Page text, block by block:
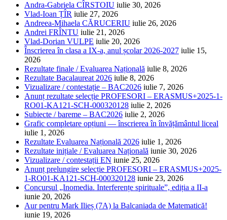
Andra-Gabriela CÎRSTOIU iulie 30, 2026
Vlad-Ioan ȚÎR iulie 27, 2026
Andreea-Mihaela CĂRUCERIU iulie 26, 2026
Andrei FRÎNTU iulie 21, 2026
Vlad-Dorian VULPE iulie 20, 2026
Înscrierea în clasa a IX-a, anul școlar 2026-2027 iulie 15,
2026
Rezultate finale / Evaluarea Națională iulie 8, 2026
Rezultate Bacalaureat 2026 iulie 8, 2026
Vizualizare / contestație – BAC2026 iulie 7, 2026
Anunț rezultate selecție PROFESORI – ERASMUS+2025-1-
RO01-KA121-SCH-000320128 iulie 2, 2026
Subiecte / bareme – BAC2026 iulie 2, 2026
Grafic completare opțiuni — înscrierea în învățământul liceal
iulie 1, 2026
Rezultate Evaluarea Națională 2026 iulie 1, 2026
Rezultate inițiale / Evaluarea Națională iunie 30, 2026
Vizualizare / contestații EN iunie 25, 2026
Anunț prelungire selecție PROFESORI – ERASMUS+2025-
1-RO01-KA121-SCH-000320128 iunie 23, 2026
Concursul „Inomedia. Interferențe spirituale”, ediția a II-a
iunie 20, 2026
Aur pentru Mark Ilieș (7A) la Balcaniada de Matematică!
iunie 19, 2026